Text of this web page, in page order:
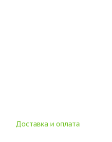
Доставка и оплата